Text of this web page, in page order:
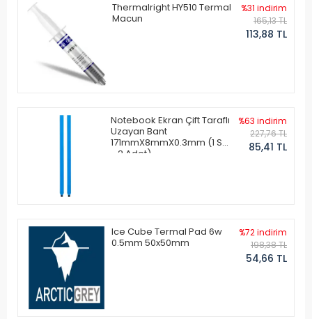
Thermalright HY510 Termal
Macun
%31 indirim
165,13 TL
113,88 TL
Notebook Ekran Çift Taraflı
Uzayan Bant
171mmX8mmX0.3mm (1 Set
- 2 Adet)
%63 indirim
227,76 TL
85,41 TL
Ice Cube Termal Pad 6w
0.5mm 50x50mm
%72 indirim
198,38 TL
54,66 TL